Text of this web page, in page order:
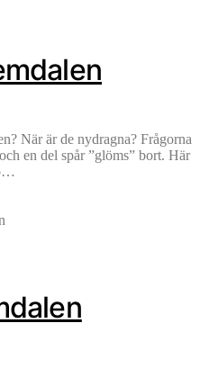
När är de nydragna? Frågorna
en del spår ”glöms” bort. Här